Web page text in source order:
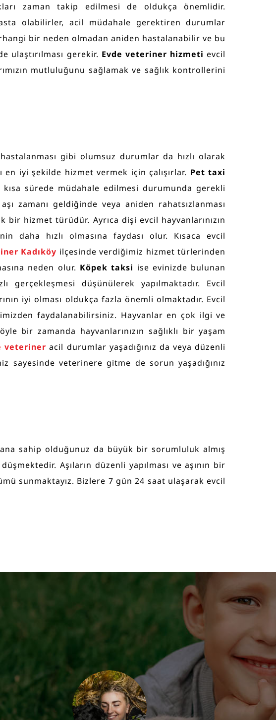
zaman takip edilmesi de oldukça önemlidir.
olabilirler, acil müdahale gerektiren durumlar
bir neden olmadan aniden hastalanabilir ve bu
ulaştırılması gerekir. Evde veteriner hizmetievcil
mutluluğunu sağlamak ve sağlık kontrollerini
gibi olumsuz durumlar da hızlı olarak
iyi şekilde hizmet vermek için çalışırlar. Pet taxi
sürede müdahale edilmesi durumunda gerekli
zamanı geldiğinde veya aniden rahatsızlanması
hizmet türüdür. Ayrıca dişi evcil hayvanlarınızın
daha hızlı olmasına faydası olur. Kısaca evcil
Kadıköy ilçesinde verdiğimiz hizmet türlerinden
neden olur. Köpek taksi ise evinizde bulunan
düşünülerek yapılmaktadır. Evcil
iyi olması oldukça fazla önemli olmaktadır. Evcil
faydalanabilirsiniz. Hayvanlar en çok ilgi ve
bir zamanda hayvanlarınızın sağlıklı bir yaşam
veterineracil durumlar yaşadığınız da veya düzenli
veterinere gitme de sorun yaşadığınız
sahip olduğunuz da büyük bir sorumluluk almış
Aşıların düzenli yapılması ve aşının bir
sunmaktayız. Bizlere 7 gün 24 saat ulaşarak evcil